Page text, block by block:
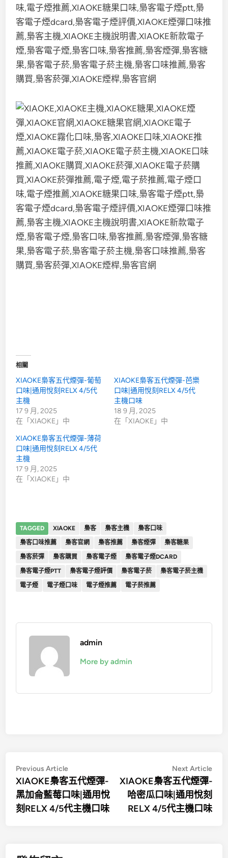
相關
XIAOKE梟客五代煙彈-葡萄
口味|通用悅刻RELX 4/5代
主機
17 9 月, 2025
在「XIAOKE」中
XIAOKE梟客五代煙彈-芭樂
口味|通用悅刻RELX 4/5代
主機口味
18 9 月, 2025
在「XIAOKE」中
XIAOKE梟客五代煙彈-薄荷
口味|通用悅刻RELX 4/5代
主機
17 9 月, 2025
在「XIAOKE」中
TAGGED XIAOKE 梟客 梟客主機
梟客口味
梟客口味推薦
梟客官網 梟客推薦 梟客煙彈
梟客糖果
梟客菸彈
梟客購買 梟客電子煙
梟客電子煙DCARD
梟客電子煙PTT
梟客電子煙評價 梟客電子菸
梟客電子菸主機
電子煙
電子煙口味 電子煙推薦 電子菸推薦
admin
More by admin
文
章
導
覽
Previous ArticlePrevious
article:
XIAOKE梟客五代煙彈-
黑加侖藍莓口味|通用悅
刻RELX 4/5代主機口味
Next Article
XIAOKE梟客五代煙彈-
哈密瓜口味|通用悅刻
RELX 4/5代主機口味